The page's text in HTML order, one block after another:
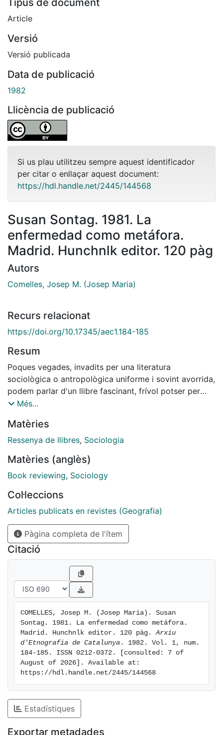
Article
Versió
Versió publicada
Data de publicació
1982
Llicència de publicació
Si us plau utilitzeu sempre aquest identificador
per citar o enllaçar aquest document:
https://hdl.handle.net/2445/144568
Susan Sontag. 1981. La
enfermedad como metáfora.
Madrid. Hunchnlk editor. 120 pàg
Autors
Comelles, Josep M. (Josep Maria)
Recurs relacionat
https://doi.org/10.17345/aec1.184-185
Resum
Poques vegades, invadits per una literatura
sociològica o antropològica uniforme i sovint avorrida,
podem parlar d'un llibre fascinant, frívol potser per
alguns, però infinitament més trascendent que bona
llibreries.
Més...
Matèries
Ressenya de llibres, Sociologia
Matèries (anglès)
Book reviewing, Sociology
Col·leccions
Articles publicats en revistes (Geografia)
Pàgina completa de l'ítem
Citació
COMELLES, Josep M. (Josep Maria). Susan
Sontag. 1981. La enfermedad como metáfora.
Madrid. Hunchnlk editor. 120 pàg. Arxiu
d'Etnografia de Catalunya . 1982. Vol. 1, num.
184-185. ISSN 0212-0372. [consulted: 7 of
August of 2026]. Available at:
https://hdl.handle.net/2445/144568
Estadístiques
Exportar metadades